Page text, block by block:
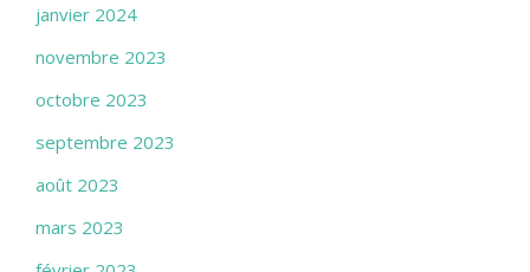
janvier 2024
novembre 2023
octobre 2023
septembre 2023
août 2023
mars 2023